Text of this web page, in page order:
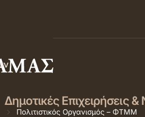
Δημοτικές Επιχειρήσεις
Πολιτιστικός Οργανισμός – ΦΤΜΜ